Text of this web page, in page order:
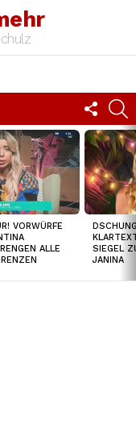
US
VORWÜRFE
ALLE
SIEGEL
JANINA